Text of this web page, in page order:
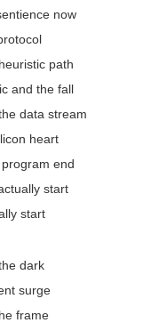
now
path
and the fall
data stream
heart
end
start
start
dark
surge
frame